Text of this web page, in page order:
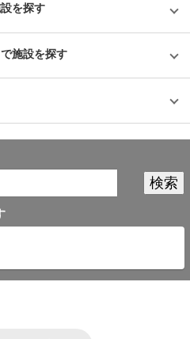
を探す
施設を探す